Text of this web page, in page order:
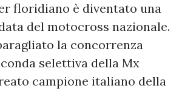
floridiano è diventato una
del motocross nazionale.
la concorrenza
selettiva della Mx
campione italiano della